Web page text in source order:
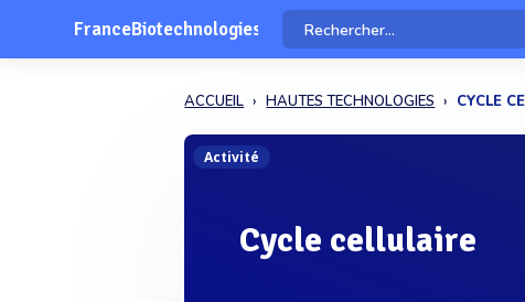
FranceBiotechnologies
ACCUEIL HAUTES TECHNOLOGIES CYCLE
Activité
Cycle cellulaire